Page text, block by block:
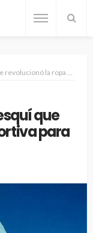
ropa deportiva para siempre
que
para